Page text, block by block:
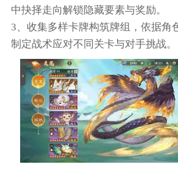
中抉择走向解锁隐藏要素与奖励。
3、收集多样卡牌构筑牌组，依据角
制定战术应对不同关卡与对手挑战。